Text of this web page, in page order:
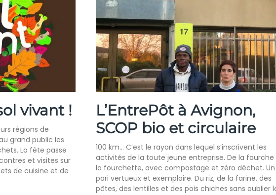
vivant !
régions de
grand public les
La fête passe
et visites sur
de cuisine et de
L’EntrePôt à Avignon,
SCOP bio et circulaire
100 km… C’est le rayon dans lequel s’inscrivent les
activités de la toute jeune entreprise. De la fourche
la fourchette, avec compostage et zéro déchet. Un
pari vertueux et exemplaire. Du riz, de la farine, des
pâtes, des lentilles et des pois chiches sans oublier